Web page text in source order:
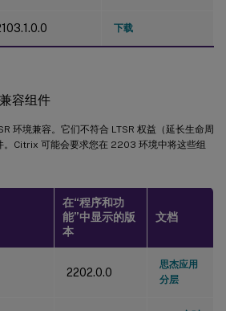
下载
容组件
环境兼容。它们不符合 LTSR 权益（延长生命周
。Citrix 可能会要求您在 2203 环境中将这些组
在“程序和功
能”中显示的版
本
文档
2202.0.0
思杰应用
分层